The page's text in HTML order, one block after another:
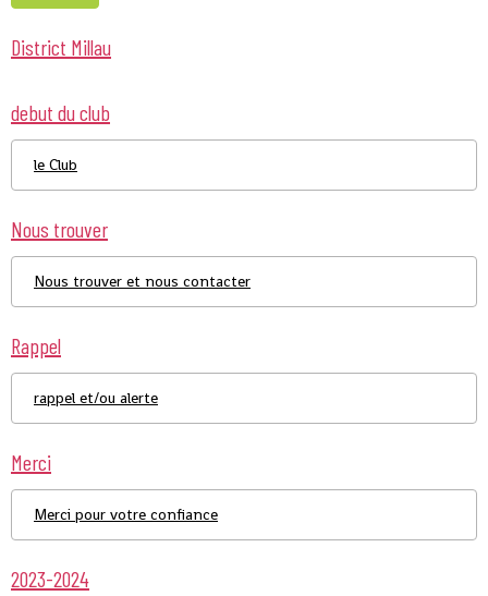
District Millau
debut du club
le Club
Nous trouver
Nous trouver et nous contacter
Rappel
rappel et/ou alerte
Merci
Merci pour votre confiance
2023-2024